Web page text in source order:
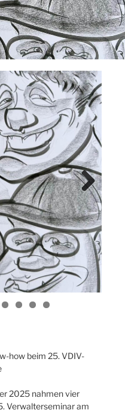
Next
how beim 25. VDIV-
2025 nahmen vier
Verwalterseminar am